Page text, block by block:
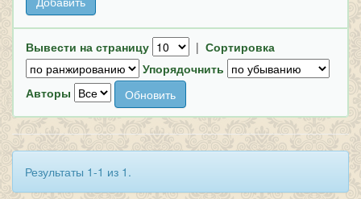
Вывести на страницу | Сортировка
Упорядочнить
Авторы
Результаты 1-1 из 1.